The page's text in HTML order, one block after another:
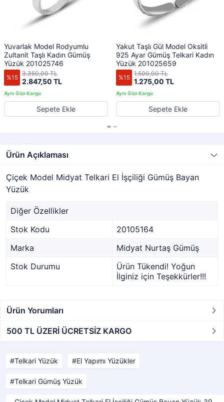
Yuvarlak Model Rodyumlu
Zultanit Taşlı Kadın Gümüş
Yüzük 201025746
%15 2.847,50 TL
3.350,00 TL
Sepete Ekle
Yakut Taşlı Gül Model Oksitli
925 Ayar Gümüş Telkari Kadın
Yüzük 201025659
%15 1.275,00 TL
1.500,00 TL
Sepete Ekle
Ürün Açıklaması
Çiçek Model Midyat Telkari El İşçiliği Gümüş Bayan
Yüzük
Diğer Özellikler
Stok Kodu
20105164
Marka
Midyat Nurtaş Gümüş
Stok Durumu
Ürün Tükendi! Yoğun
İlginiz için Teşekkürler!!!
Ürün Yorumları
500 TL ÜZERİ ÜCRETSİZ KARGO
Telkari Yüzük El Yapımı Yüzükler
Telkari Gümüş Yüzük